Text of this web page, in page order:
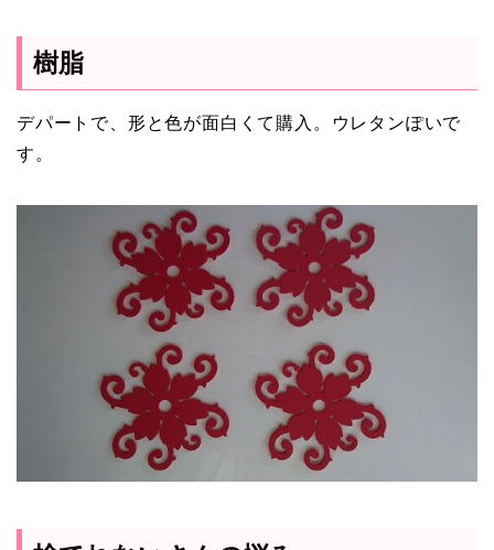
樹脂
デパートで、形と色が面白くて購入。ウレタンぽいで
す。